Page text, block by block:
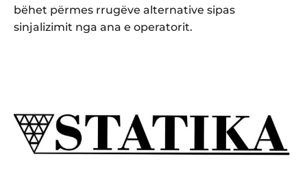
bëhet përmes rrugëve alternative sipas
sinjalizimit nga ana e operatorit.